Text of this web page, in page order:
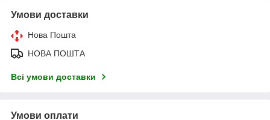
Умови доставки
Нова Пошта
НОВА ПОШТА
Всі умови доставки
Умови оплати